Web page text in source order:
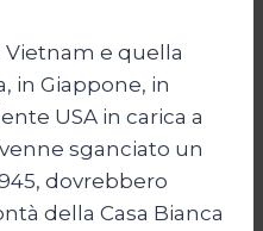
Vietnam e quella
in Giappone, in
USA in carica a
sganciato un
dovrebbero
della Casa Bianca